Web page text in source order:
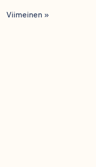
sivu
Viimeinen sivu
Viimeinen »